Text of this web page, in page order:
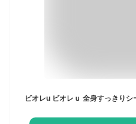
ビオレu ビオレｕ 全身すっきり